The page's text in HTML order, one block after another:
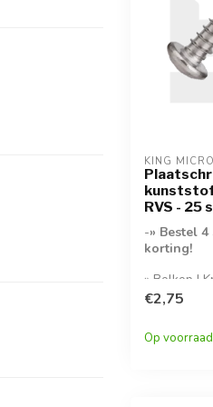
KING
kunststof
RVS - 25
-» Bestel
korting!
» Bolkop |
A2- » 25
€2,75
Op voorraad